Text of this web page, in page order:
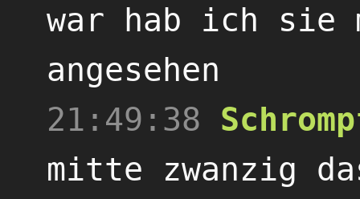
war hab ich sie
angesehen
21:49:38
mitte zwanzig